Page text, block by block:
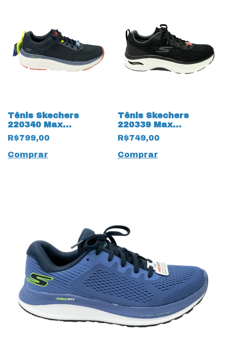
Tênis Skechers
220340 Max
Cushioning Delta
Relief 15514 Marinho
R$799,00
Comprar
Tênis Skechers
220339 Max
Cushioning Arch Fit
Upper Hand Preto
R$749,00
Comprar